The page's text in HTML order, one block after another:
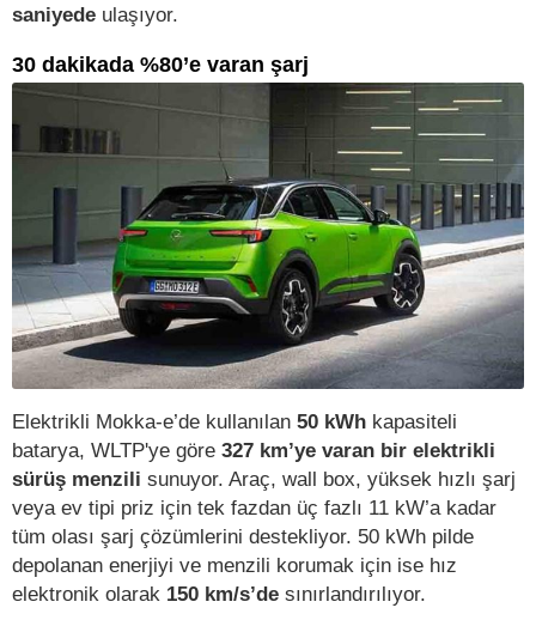
saniyede ulaşıyor.
30 dakikada %80’e varan şarj
Elektrikli Mokka-e’de kullanılan 50 kWh kapasiteli
batarya, WLTP'ye göre 327 km’ye varan bir elektrikli
sürüş menzili sunuyor. Araç, wall box, yüksek hızlı şarj
veya ev tipi priz için tek fazdan üç fazlı 11 kW’a kadar
tüm olası şarj çözümlerini destekliyor. 50 kWh pilde
depolanan enerjiyi ve menzili korumak için ise hız
elektronik olarak 150 km/s’de sınırlandırılıyor.